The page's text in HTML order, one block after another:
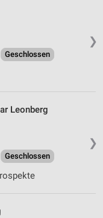
❯
Geschlossen
❯
Leonberg
Geschlossen